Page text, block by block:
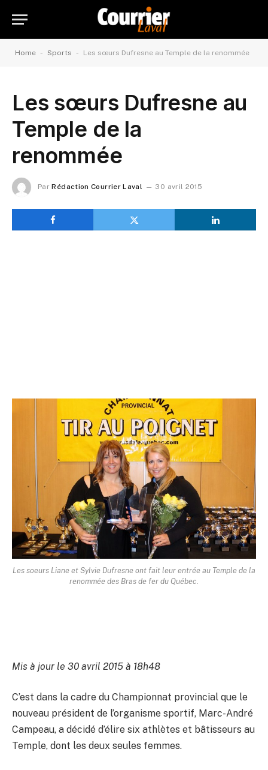
Home - Sports - Les sœurs Dufresne au Temple de la renommée
Les sœurs Dufresne au
Temple de la
renommée
Par Rédaction Courrier Laval 30 avril 2015
Les soeurs Liane et Sylvie Dufresne ont fait leur entrée au Temple de la
renommée des Bras de fer du Québec.
Mis à jour le 30 avril 2015 à 18h48
C’est dans la cadre du Championnat provincial que le
nouveau président de l’organisme sportif, Marc-André
Campeau, a décidé d’élire six athlètes et bâtisseurs au
Temple, dont les deux seules femmes.